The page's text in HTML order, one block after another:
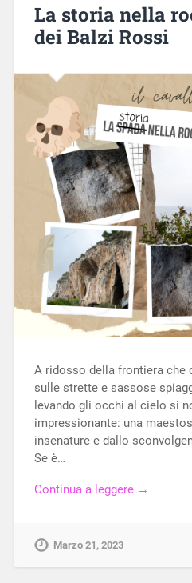
La storia nella
dei Balzi Rossi
A ridosso della frontiera che
sulle strette e sassose
levando gli occhi al cielo si
impressionante: una
insenature e dallo
Se è…
Continua a leggere →
Marzo 21, 2023